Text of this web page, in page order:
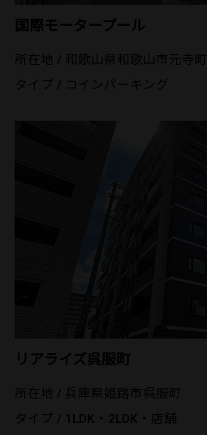
国際モータープール
所在地 / 和歌山県和歌山市元寺町
タイプ / コインパーキング
リアライズ呉服町
所在地 / 兵庫県姫路市呉服町
タイプ / 1LDK・2LDK・店舗